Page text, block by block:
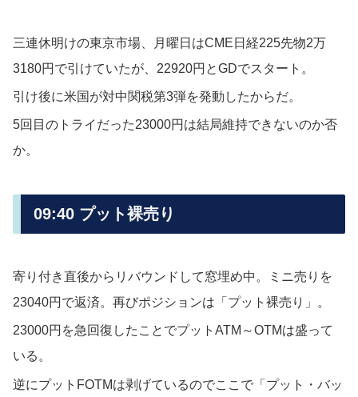
三連休明けの東京市場、月曜日はCME日経225先物2万
3180円で引けていたが、22920円とGDでスタート。
引け後に米国が対中関税第3弾を発動したからだ。
5回目のトライだった23000円は結局維持できないのか否
か。
09:40 プット裸売り
寄り付き直後からリバウンドして窓埋め中。ミニ売りを
23040円で返済。再びポジションは「プット裸売り」。
23000円を急回復したことでプットATM～OTMは盛って
いる。
逆にプットFOTMは剥げているのでここで「プット・バッ